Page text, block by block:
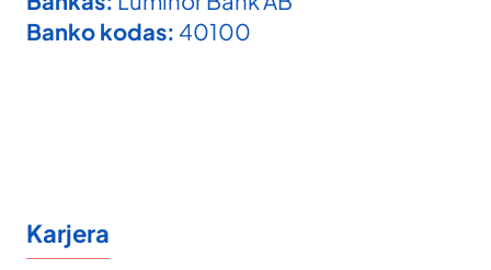
Banko kodas: 40100
Karjera